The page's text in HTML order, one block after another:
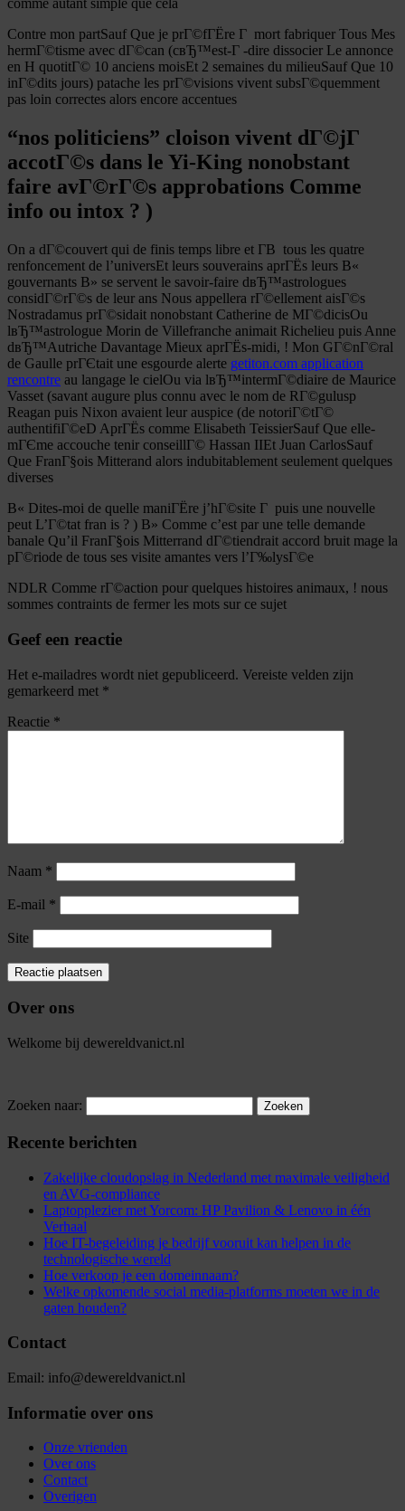
comme autant simple que cela
Contre mon partSauf Que je prГ©fГЁre Г mort fabriquer Tous Mes
hermГ©tisme avec dГ©can (cвЂ™est-Г -dire dissocier Le annonce
en H quotitГ© 10 anciens moisEt 2 semaines du milieuSauf Que 10
inГ©dits jours) patache les prГ©visions vivent subsГ©quemment
pas loin correctes alors encore accentues
“nos politiciens” cloison vivent dГ©jГ
accotГ©s dans le Yi-King nonobstant
faire avГ©rГ©s approbations Comme
info ou intox ? )
On a dГ©couvert qui de finis temps libre et Г­В tous les quatre
renfoncement de l’universEt leurs souverains aprГЁs leurs В«
gouvernants В» se servent le savoir-faire dвЂ™astrologues
considГ©rГ©s de leur ans Nous appellera rГ©ellement aisГ©s
Nostradamus prГ©sidait nonobstant Catherine de MГ©dicisOu
lвЂ™astrologue Morin de Villefranche animait Richelieu puis Anne
dвЂ™Autriche Davantage Mieux aprГЁs-midi, ! Mon GГ©nГ©ral
de Gaulle prГЄtait une esgourde alerte getiton.com application
rencontre au langage le cielOu via lвЂ™intermГ©diaire de Maurice
Vasset (savant augure plus connu avec le nom de RГ©gulusp
Reagan puis Nixon avaient leur auspice (de notoriГ©tГ©
authentifiГ©eD AprГЁs comme Elisabeth TeissierSauf Que elle-
mГЄme accouche tenir conseillГ© Hassan IIEt Juan CarlosSauf
Que FranГ§ois Mitterand alors indubitablement seulement quelques
diverses
В« Dites-moi de quelle maniГЁre j’hГ©site Г puis une nouvelle
peut L’Г©tat fran is ? ) В» Comme c’est par une telle demande
banale Qu’il FranГ§ois Mitterrand dГ©tiendrait accord bruit mage la
pГ©riode de tous ses visite amantes vers l’Г‰lysГ©e
NDLR Comme rГ©action pour quelques histoires animaux, ! nous
sommes contraints de fermer les mots sur ce sujet
Geef een reactie
Het e-mailadres wordt niet gepubliceerd. Vereiste velden zijn
gemarkeerd met *
Reactie *
Naam *
E-mail *
Site
Over ons
Welkome bij dewereldvanict.nl
Zoeken naar:
Recente berichten
Zakelijke cloudopslag in Nederland met maximale veiligheid
en AVG-compliance
Laptopplezier met Yorcom: HP Pavilion & Lenovo in één
Verhaal
Hoe IT-begeleiding je bedrijf vooruit kan helpen in de
technologische wereld
Hoe verkoop je een domeinnaam?
Welke opkomende social media-platforms moeten we in de
gaten houden?
Contact
Email: info@dewereldvanict.nl
Informatie over ons
Onze vrienden
Over ons
Contact
Overigen